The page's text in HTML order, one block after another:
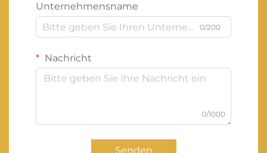
Unternehmensname
0/200
Nachricht
0/1000
Senden